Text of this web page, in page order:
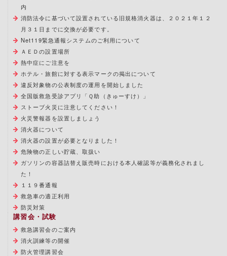
内
消防法令に基づいて設置されている旧規格消火器は、２０２１年１２
月３１日までに交換が必要です。
Net119緊急通報システムのご利用について
ＡＥＤの設置場所
熱中症にご注意を
ホテル・旅館に対する表示マークの掲出について
違反対象物の公表制度の運用を開始しました
全国版救急受診アプリ「Ｑ助（きゅーすけ）」
ストーブ火災に注意してください！
火災警報器を設置しましょう
消火器について
消火器の設置が必要となりました！
危険物の正しい貯蔵、取扱い
ガソリンの容器詰替え販売時における本人確認等が義務化されまし
た！
１１９番通報
救急車の適正利用
防災対策
講習会・試験
救急講習会のご案内
消火訓練等の開催
防火管理講習会